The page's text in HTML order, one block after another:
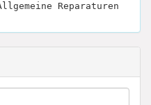
Reparaturen